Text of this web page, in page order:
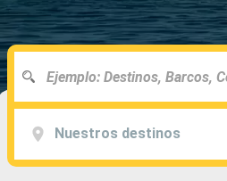
Nuestros destinos